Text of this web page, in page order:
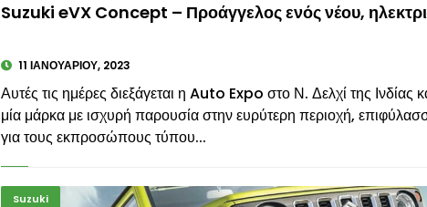
Suzuki eVX Concept – Προάγγελος ενός νέου,
11 ΙΑΝΟΥΑΡΊΟΥ, 2023
Αυτές τις ημέρες διεξάγεται η Auto Expo στο Ν. Δελχί της Ινδίας
μία μάρκα με ισχυρή παρουσία στην ευρύτερη περιοχή,
για τους εκπροσώπους τύπου...
Suzuki